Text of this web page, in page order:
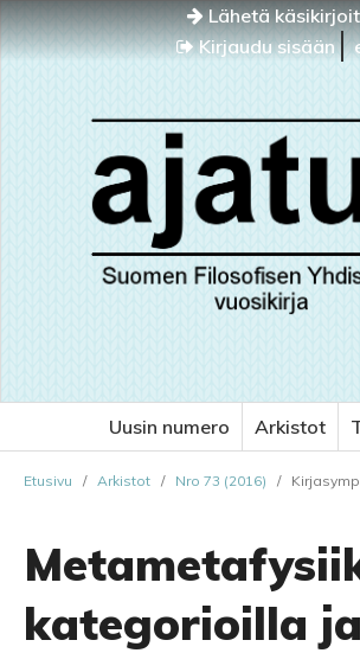
Lähetä
Kirjaudu sisään
Uusin numero Arkistot
Etusivu / Arkistot / Nro 73 (2016) /
kategorioilla